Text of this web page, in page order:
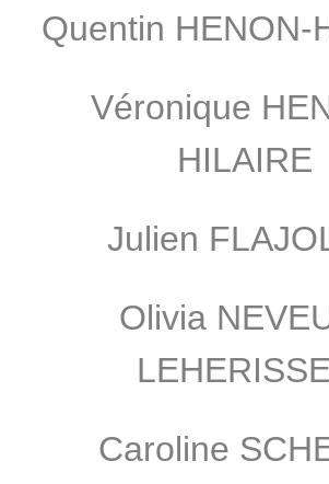
Quentin HENON-
Véronique
HILAIRE
Julien
Olivia
Caroline